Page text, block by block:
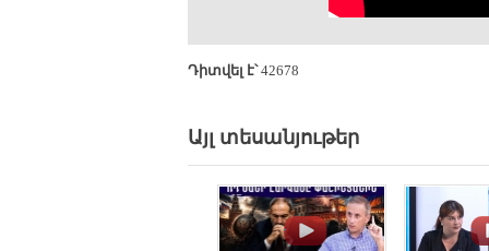
Դիտվել է՝42678
Այլ տեսանյութեր
. .